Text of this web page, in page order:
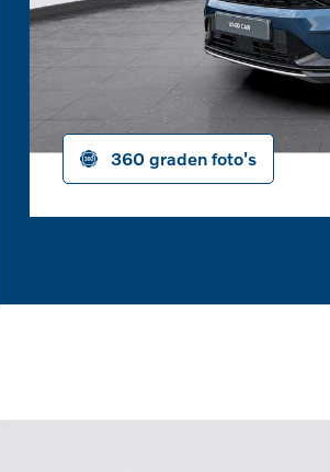
360 graden foto's